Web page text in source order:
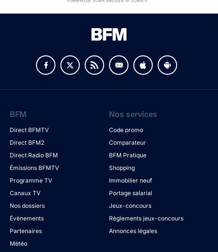
BFM
Direct BFMTV
Direct BFM2
Direct Radio BFM
Émissions BFMTV
Programme TV
Canaux TV
Nos dossiers
Évènements
Partenaires
Météo
Nos services
Code promo
Comparateur
BFM Pratique
Shopping
Immobilier neuf
Portage salarial
Jeux-concours
Règlements jeux-concours
Annonces légales